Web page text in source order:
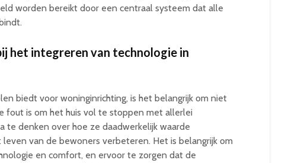
worden bereikt door een centraal systeem dat alle
het integreren van technologie in
biedt voor woninginrichting, is het belangrijk om niet
fout is om het huis vol te stoppen met allerlei
te denken over hoe ze daadwerkelijk waarde
van de bewoners verbeteren. Het is belangrijk om
en comfort, en ervoor te zorgen dat de